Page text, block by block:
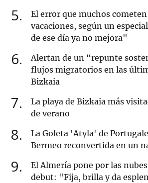
5
El error que muchos
vacaciones, según un
de ese día ya no mejora"
6
Alertan de un “repunte
flujos migratorios en las
Bizkaia
7
La playa de Bizkaia más
de verano
8
La Goleta 'Atyla' de
Bermeo reconvertida en un
9
El Almería pone por las
debut: "Fija, brilla y da